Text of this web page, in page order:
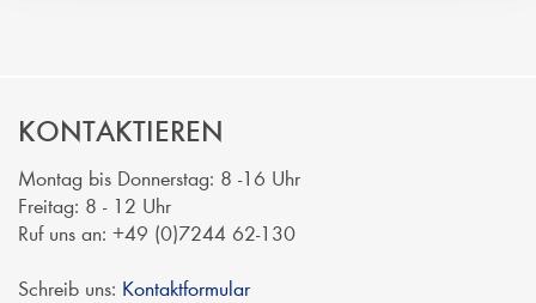
KONTAKTIEREN
Montag bis Donnerstag: 8 -16 Uhr
Freitag: 8 - 12 Uhr
Ruf uns an: +49 (0)7244 62-130
Schreib uns: Kontaktformular